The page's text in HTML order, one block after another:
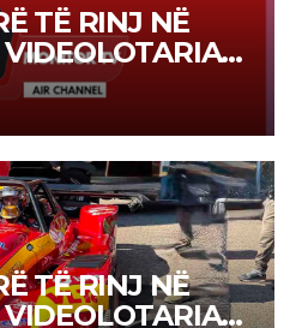
TË RINJ NË
PAGOI MBI
PËR FITIME
VLT
TË RINJ NË